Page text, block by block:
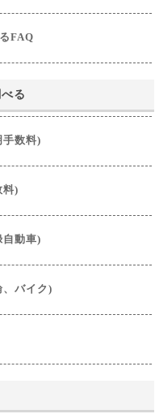
FAQ
る
手数料)
料)
自動車)
バイク)